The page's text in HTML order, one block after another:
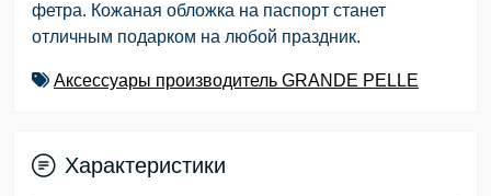
фетра. Кожаная обложка на паспорт станет
отличным подарком на любой праздник.
Аксессуары производитель GRANDE PELLE
Характеристики